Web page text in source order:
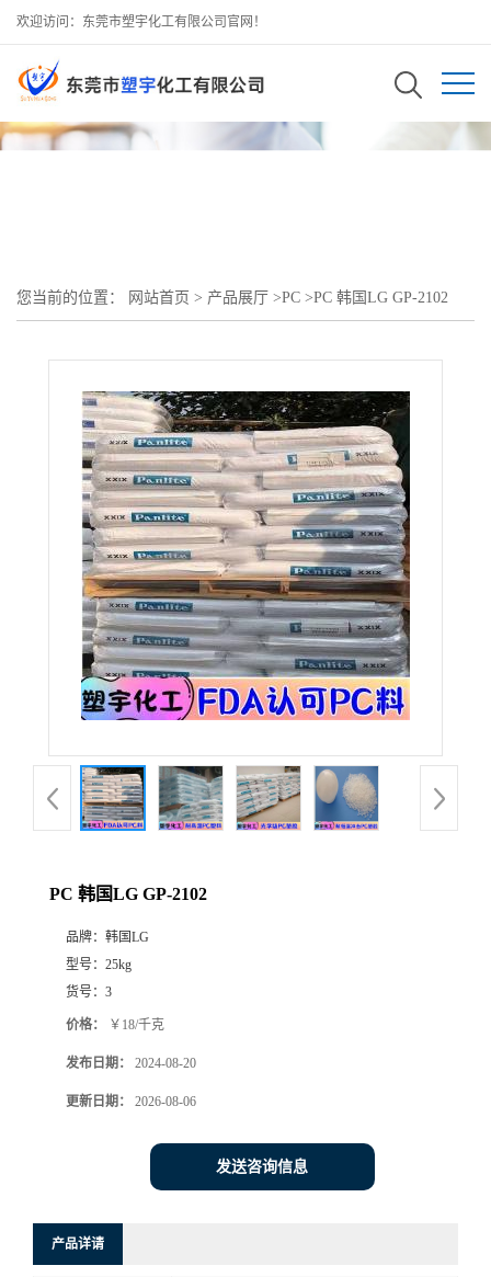
欢迎访问：东莞市塑宇化工有限公司官网！
您当前的位置： 网站首页 > 产品展厅 >PC >PC 韩国LG GP-2102
PC 韩国LG GP-2102
品牌： 韩国LG
型号： 25kg
货号： 3
价格： ￥18/千克
发布日期： 2024-08-20
更新日期： 2026-08-06
发送咨询信息
产品详请